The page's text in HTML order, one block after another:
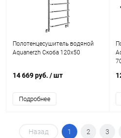
Полотенцесушитель водяной
Aquanerzh Скоба 120х50
14 669 руб. / шт
Подробнее
Назад 1 2 3